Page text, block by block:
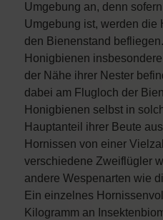
Umgebung an, denn
Umgebung ist, werden die
den Bienenstand
Honigbienen
der Nähe ihrer Nester
dabei am Flugloch der
Honigbienen selbst in
Hauptanteil ihrer Beute
Hornissen von einer
verschiedene Zweiflügler
andere Wespenarten wie
Ein einzelnes
Kilogramm an